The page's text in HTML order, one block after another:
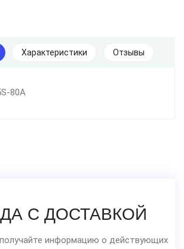
Характеристики Отзывы
80A
С ДОСТАВКОЙ
информацию о действующих